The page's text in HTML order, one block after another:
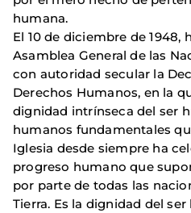
humana.
El 10 de diciembre de 1948,
Asamblea General de las
con autoridad secular la
Derechos Humanos, en la
dignidad intrínseca del ser
humanos fundamentales
Iglesia desde siempre ha
progreso humano que
por parte de todas las
Tierra. Es la dignidad del